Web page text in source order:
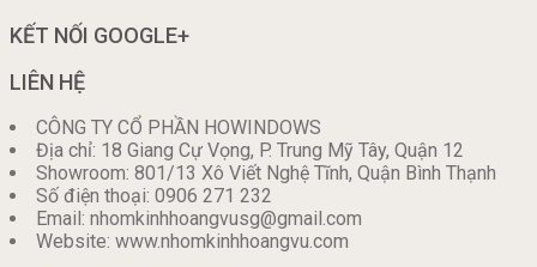
KẾT NỐI GOOGLE+
LIÊN HỆ
CÔNG TY CỔ PHẦN HOWINDOWS
Địa chỉ: 18 Giang Cự Vọng, P. Trung Mỹ Tây, Quận 12
Showroom: 801/13 Xô Viết Nghệ Tĩnh, Quận Bình Thạnh
Số điện thoại: 0906 271 232
Email: nhomkinhhoangvusg@gmail.com
Website: www.nhomkinhhoangvu.com